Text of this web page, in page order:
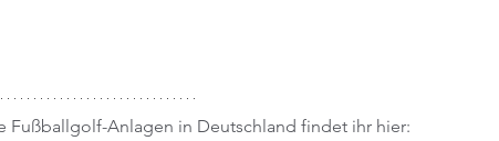
Anlagen in Deutschland findet ihr hier: